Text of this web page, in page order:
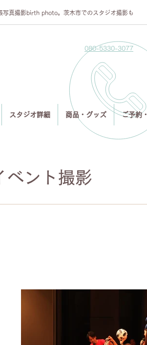
写真撮影birth photo。茨木市でのスタジオ撮影も
080-5330-3077
スタジオ詳細 商品・グッズ ご予約
ベント撮影